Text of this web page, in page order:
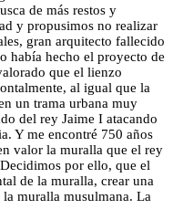
de más restos y
y propusimos no realizar
gran arquitecto fallecido
había hecho el proyecto de
que el lienzo
al igual que la
un trama urbana muy
del rey Jaime I atacando
Y me encontré 750 años
valor la muralla que el rey
por ello, que el
de la muralla, crear una
muralla musulmana. La